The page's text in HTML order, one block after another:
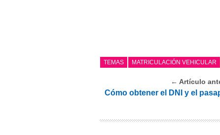
TEMAS MATRICULACIÓN VEHICULAR
← Artículo
Cómo obtener el DNI y el